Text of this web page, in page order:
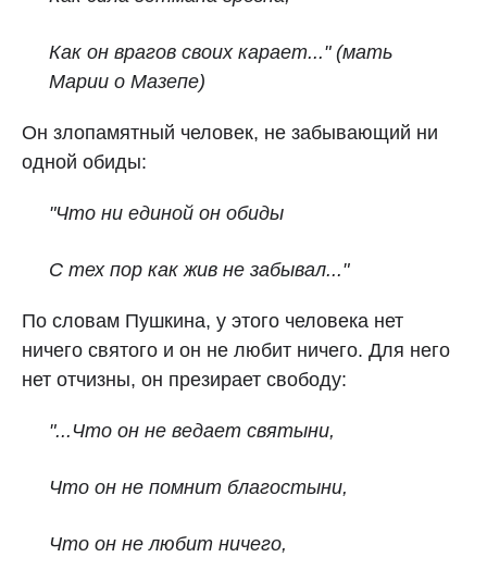
Как он врагов своих карает..." (мать
Марии о Мазепе)
Он злопамятный человек, не забывающий ни
одной обиды:
"Что ни единой он обиды
С тех пор как жив не забывал..."
По словам Пушкина, у этого человека нет
ничего святого и он не любит ничего. Для него
нет отчизны, он презирает свободу:
"...Что он не ведает святыни,
Что он не помнит благостыни,
Что он не любит ничего,